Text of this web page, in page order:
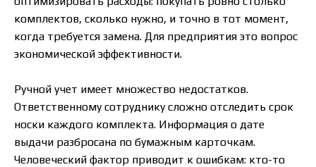
комплектов, сколько нужно, и точно в тот момент,
когда требуется замена. Для предприятия это вопрос
экономической эффективности.
Ручной учет имеет множество недостатков.
Ответственному сотруднику сложно отследить срок
носки каждого комплекта. Информация о дате
выдачи разбросана по бумажным карточкам.
Человеческий фактор приводит к ошибкам: кто-то